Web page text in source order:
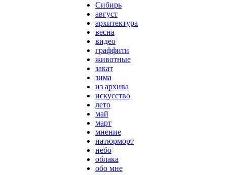
Сибирь
август
архитектура
весна
видео
граффити
животные
закат
зима
из архива
искусство
лето
май
март
мнение
натюрморт
небо
облака
обо мне